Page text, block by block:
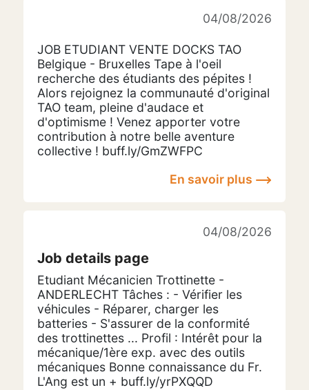
04/08/2026
JOB ETUDIANT VENTE DOCKS TAO
Belgique - Bruxelles Tape à l'oeil
recherche des étudiants des pépites !
Alors rejoignez la communauté d'original
TAO team, pleine d'audace et
d'optimisme ! Venez apporter votre
contribution à notre belle aventure
collective ! buff.ly/GmZWFPC
En savoir plus
04/08/2026
Job details page
Etudiant Mécanicien Trottinette -
ANDERLECHT Tâches : - Vérifier les
véhicules - Réparer, charger les
batteries - S'assurer de la conformité
des trottinettes ... Profil : Intérêt pour la
mécanique/1ère exp. avec des outils
mécaniques Bonne connaissance du Fr.
L'Ang est un + buff.ly/yrPXQQD